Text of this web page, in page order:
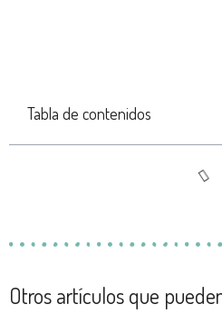
Tabla de contenidos
Otros artículos que